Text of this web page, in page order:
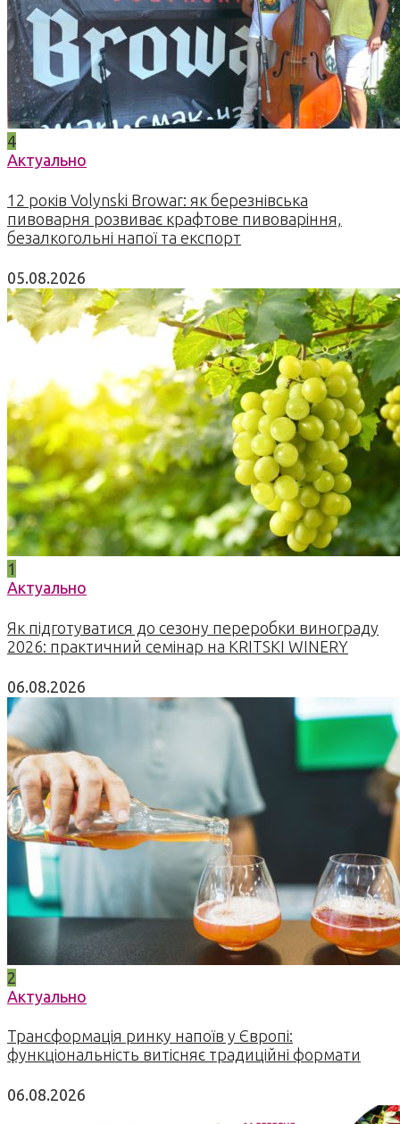
4
Актуально
12 років Volynski Browar: як березнівська
пивоварня розвиває крафтове пивоваріння,
безалкогольні напої та експорт
05.08.2026
1
Актуально
Як підготуватися до сезону переробки винограду
2026: практичний семінар на KRITSKI WINERY
06.08.2026
2
Актуально
Трансформація ринку напоїв у Європі:
функціональність витісняє традиційні формати
06.08.2026